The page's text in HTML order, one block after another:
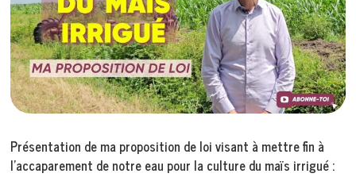
Présentation de ma proposition de loi visant à mettre fin à
l’accaparement de notre eau pour la culture du maïs irrigué :